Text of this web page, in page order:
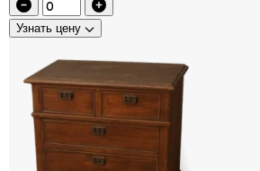
Узнать цену